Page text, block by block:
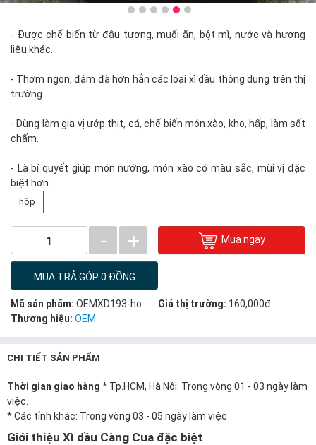
- Được chế biến từ đậu tương, muối ăn, bột mì, nước và hương
liệu khác.
- Thơm ngon, đậm đà hơn hẳn các loại xì dầu thông dụng trên thị
trường.
- Dùng làm gia vị ướp thịt, cá, chế biến món xào, kho, hấp, làm sốt
chấm.
- Là bí quyết giúp món nướng, món xào có màu sắc, mùi vị đặc
biệt hơn.
hộp
1 - + Mua ngay
MUA TRẢ GÓP 0 ĐỒNG
Mã sản phẩm: OEMXD193-ho Giá thị trường: 160,000đ
Thương hiệu: OEM
CHI TIẾT SẢN PHẨM
Thời gian giao hàng * Tp.HCM, Hà Nội: Trong vòng 01 - 03 ngày làm
việc.
* Các tỉnh khác: Trong vòng 03 - 05 ngày làm việc
Giới thiệu Xì dầu Càng Cua đặc biệt